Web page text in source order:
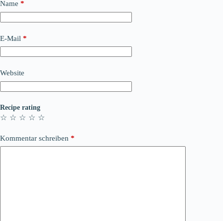
Name *
E-Mail *
Website
Recipe rating
☆
☆
☆
☆
☆
Kommentar schreiben *